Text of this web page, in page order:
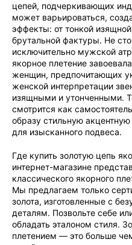
цепей, подчеркивающих
может варьироваться,
эффекты: от тонкой
брутальной фактуры. Не
исключительно мужской
якорное плетение
женщин, предпочитающих
женской интерпретации
изящными и утонченными.
смотрится как
образу стильную
для изысканного подвеса.
Где купить золотую цепь
интернет-магазине
классического якорного
Мы предлагаем только
золота, изготовленные с
деталям. Позвольте себе
обладать эталоном стиля.
плетением — это больше